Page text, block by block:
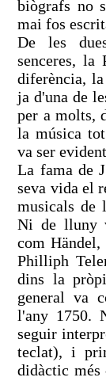
biògrafs no
mai fos
De les
senceres, la
diferència,
ja d'una de
per a molts,
la música
va ser
La fama de
seva vida el
musicals de
Ni de lluny
com
Philliph
dins la
general va
l'any 1750.
seguir
teclat), i
didàctic més